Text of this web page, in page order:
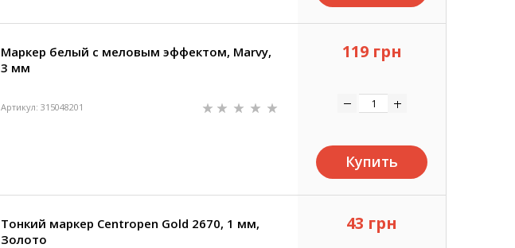
Маркер белый с меловым эффектом, Marvy,
3 мм
Артикул: 315048201
119 грн
Купить
Тонкий маркер Centropen Gold 2670, 1 мм,
Золото
43 грн